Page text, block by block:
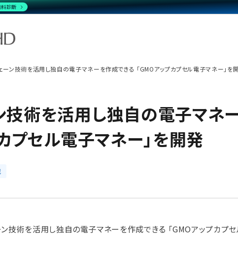
ーン技術を活用し独自の電子マネーを作成できる 「GMOアップカプセル電子マネー」を
技術を活用し独自の電子マネ
プセル電子マネー」を開発
技術を活用し独自の電子マネーを作成できる 「GMOアップカプ
診断